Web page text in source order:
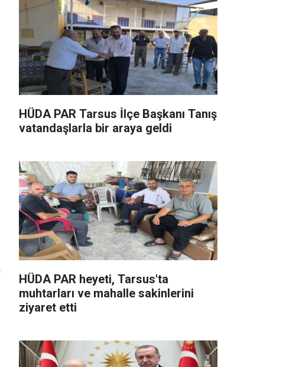
HÜDA PAR Tarsus İlçe Başkanı Tanış
vatandaşlarla bir araya geldi
HÜDA PAR heyeti, Tarsus'ta
muhtarları ve mahalle sakinlerini
ziyaret etti